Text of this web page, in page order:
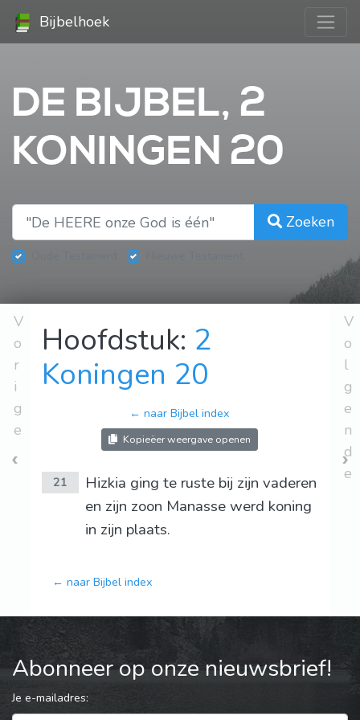
Bijbelhoek
DE BIJBEL, 2
KONINGEN 20
Zoeken
V
o
r
i
g
e
Hoofdstuk: 2
Koningen 20
← naar Bijbel index
Kopieëer weergave openen
21
Hizkia ging te ruste bij zijn vaderen
en zijn zoon Manasse werd koning
in zijn plaats.
← naar Bijbel index
V
o
l
g
e
n
d
e
Abonneer op onze nieuwsbrief!
Je e-mailadres: